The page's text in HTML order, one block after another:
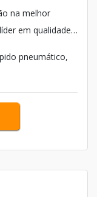
na melhor
em qualidade,
pneumático,